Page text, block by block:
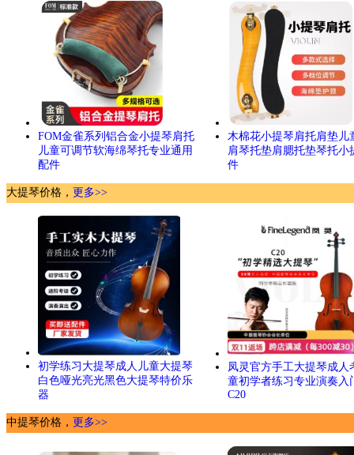
FOM金雀系列铝合金小提琴肩托
儿童可调节软海绵琴托专业通用
配件
木棉花小提琴肩托肩垫儿
肩琴托垫肩腮托垫琴托小
件
大提琴价格， 更多>>
初学练习大提琴成人儿童大提琴
白色哑光亮光黑色大提琴特价乐
器
凤灵官方手工大提琴成人
童初学者练习专业演奏入
C20
中提琴价格， 更多>>